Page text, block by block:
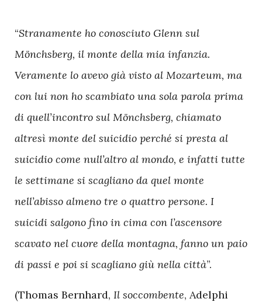
“Stranamente ho conosciuto Glenn sul
Mönchsberg, il monte della mia infanzia.
Veramente lo avevo già visto al Mozarteum, ma
con lui non ho scambiato una sola parola prima
di quell’incontro sul Mönchsberg, chiamato
altresì monte del suicidio perché si presta al
suicidio come null’altro al mondo, e infatti tutte
le settimane si scagliano da quel monte
nell’abisso almeno tre o quattro persone. I
suicidi salgono fino in cima con l’ascensore
scavato nel cuore della montagna, fanno un paio
di passi e poi si scagliano giù nella città”.
(Thomas Bernhard, Il soccombente, Adelphi